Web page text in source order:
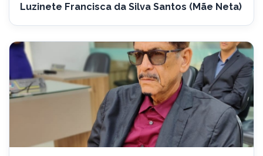
Luzinete Francisca da Silva Santos (Mãe Neta)